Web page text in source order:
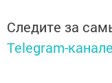
Следите за
Telegram-канале